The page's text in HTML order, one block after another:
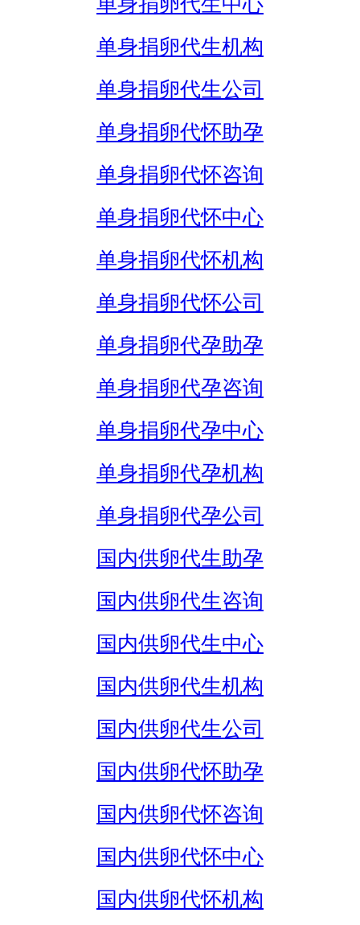
单身捐卵代生机构
单身捐卵代生公司
单身捐卵代怀助孕
单身捐卵代怀咨询
单身捐卵代怀中心
单身捐卵代怀机构
单身捐卵代怀公司
单身捐卵代孕助孕
单身捐卵代孕咨询
单身捐卵代孕中心
单身捐卵代孕机构
单身捐卵代孕公司
国内供卵代生助孕
国内供卵代生咨询
国内供卵代生中心
国内供卵代生机构
国内供卵代生公司
国内供卵代怀助孕
国内供卵代怀咨询
国内供卵代怀中心
国内供卵代怀机构